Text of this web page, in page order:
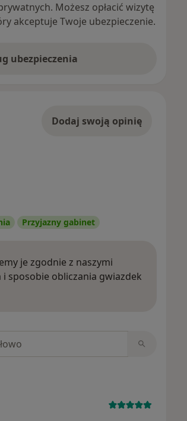
Możesz opłacić wizytę
akceptuje Twoje ubezpieczenie.
ubezpieczenia
Dodaj swoją opinię
Przyjazny gabinet
je zgodnie z naszymi
sposobie obliczania gwiazdek